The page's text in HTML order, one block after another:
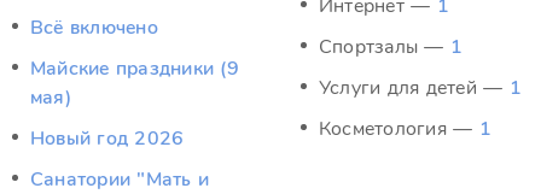
Всё включено
Майские праздники (9
мая)
Новый год 2026
Санатории "Мать и
Интернет — 1
Спортзалы — 1
Услуги для детей — 1
Косметология — 1